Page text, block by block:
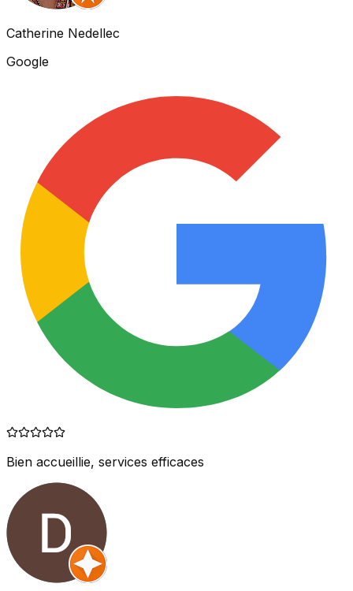
Catherine Nedellec
Google
Bien accueillie, services efficaces